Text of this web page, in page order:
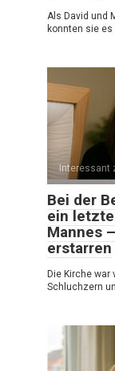
Als David und
konnten sie es
Interessant
Bei der
ein
Mannes
erstarren
Die Kirche war
Schluchzern